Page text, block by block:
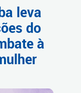
leva
do
à